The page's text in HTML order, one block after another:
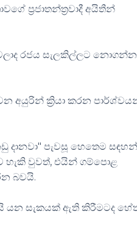
ප්‍රජාතන්ත්‍රවාදී අයිතීන්
රජය සැලකිල්ලට
අයුරින් ක්‍රියා කරන
පැවසූ හෙතෙම
හැකි වුවත්, එයින් ගම්පොළ
බවයි.
යන සැකයක් ඇති කිරීමටද